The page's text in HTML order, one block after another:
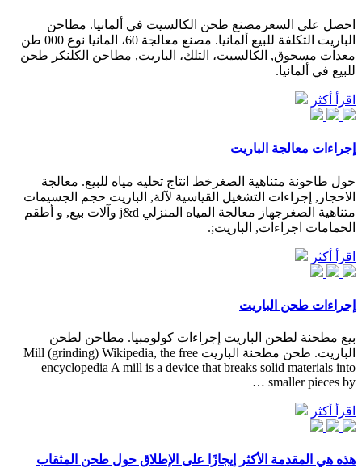
احصل على السعرمصنع طحن الكالسيت في ألمانيا. مطاحن
الباريت التكلفة للبيع ألمانيا. مصنع معالجة 60، المانيا نوع 000 طن
معدات مسحوق, الكالسيت، التلك، الباريت, مطاحن الكلنكر طحن
للبيع في ألمانيا.
اقرأ أكثر
إجراءات معالجة الباريت
حول طاحونة متناهية الصغرخط انتاج تحليه مياه للبيع. معالجة
الاحجار, إجراءات التشغيل القياسية لآلة, الباريت حجم الجسيمات
متناهية الصغرجهاز معالجة المياه المنزلي j&d وآلات بيع, و أطقم
الحمامات اجراءات, الباريت;.
اقرأ أكثر
إجراءات طحن الباريت
بيع مطحنة لطحن الباريت إجراءات كولومبيا. مطاحن لطحن
الباريت. طحن مطحنة الباريت Mill (grinding) Wikipedia, the free
encyclopedia A mill is a device that breaks solid materials into
smaller pieces by …
اقرأ أكثر
هذه هي المقدمة الأكثر إيجازًا على الإطلاق حول طحن المثقاب